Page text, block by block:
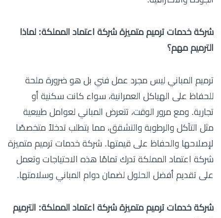
شركة خدمات ترميم متميزة شركة اعتماد المملكة: لماذا
الترميم مهم؟
ترميم المباني ليس مجرد عمل فني بل هو ضرورة ملحة
للحفاظ على الهياكل العمرانية، سواء كانت سكنية أو
تجارية. ومع مرور الوقت، تتعرض المباني لعوامل طبيعية
مثل التآكل والرطوبة والتشقق، مما يتطلب تدخلاً متخصصًا
لإصلاحها والحفاظ على قيمتها. شركة خدمات ترميم متميزة
شركة اعتماد المملكة تدرك تمامًا هذه الاحتياجات وتعمل
على تقديم أفضل الحلول لضمان دوام المباني وسلامتها.
شركة خدمات ترميم متميزة شركة اعتماد المملكة: الترميم